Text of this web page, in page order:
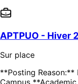
APTPUO - Hiver
Sur place
**Posting